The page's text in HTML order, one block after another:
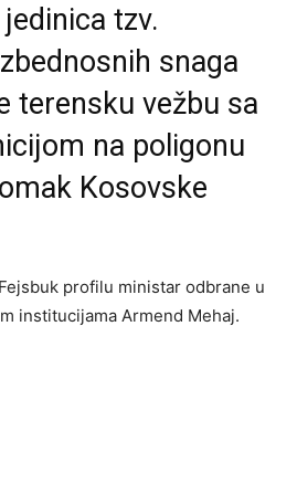
tzv.
snaga
terensku vežbu sa
na poligonu
Kosovske
profilu ministar odbrane u
institucijama Armend Mehaj.